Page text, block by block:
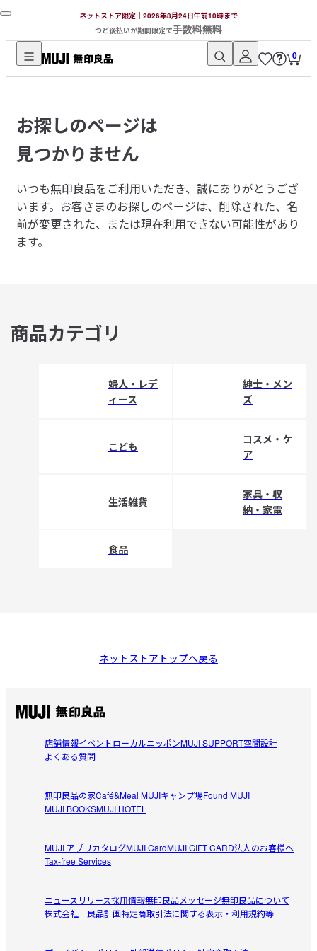
ネットストア限定｜2026年8月24日午前10時まで
つど後払いが期間限定で手数料無料
無
品
ネ
ッ
ト
ス
ト
ア
0
お探しのページは
見つかりません
いつも無印良品をご利用いただき、誠にありがとうござ
います。 お客さまのお探しのページは、削除された、名
前が変更された、または現在利用できない可能性があり
ます。
商品カテゴリ
婦人・レデ
ィース
紳士・メン
ズ
こども
コスメ・ケ
ア
生活雑貨
家具・収
納・家電
食品
ネットストアトップへ戻る
店舗情報イベントローカルニッポンMUJI SUPPORT空間設計
よくある質問
無印良品の家Café&Meal MUJIキャンプ場Found MUJI
MUJI BOOKSMUJI HOTEL
MUJI アプリカタログMUJI CardMUJI GIFT CARD法人のお客様へ
Tax-free Services
ニュースリリース採用情報無印良品メッセージ無印良品について
株式会社 良品計画特定商取引法に関する表示・利用規約等